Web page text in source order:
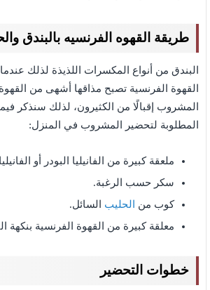
طريقة القهوه الفرنسيه بالبندق
البندق من أنواع المكسرات اللذيذة لذلك
القهوة الفرنسية تصبح مذاقها أشهى من
المشروب إقبالًا من الكثيرون، لذلك سنذكر
المطلوبة لتحضير المشروب في المنزل:
ملعقة كبيرة من الفانيليا البودر أو
سكر حسب الرغبة.
كوب من
الحليب السائل.
معلقة كبيرة من القهوة الفرنسية بنكهة
خطوات التحضير